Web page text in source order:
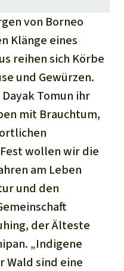
von Borneo
Klänge eines
reihen sich Körbe
und Gewürzen.
Tomun ihr
mit Brauchtum,
wollen wir die
am Leben
und den
der Älteste
„Indigene
Wald sind eine